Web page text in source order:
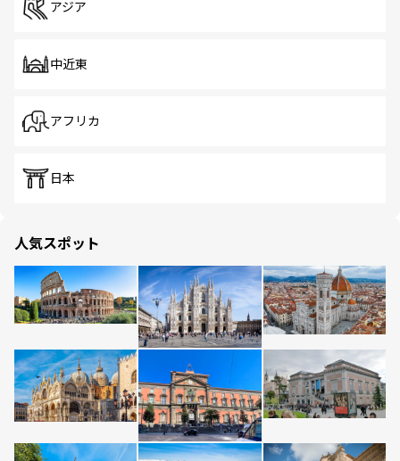
アジア
中近東
アフリカ
日本
人気スポット